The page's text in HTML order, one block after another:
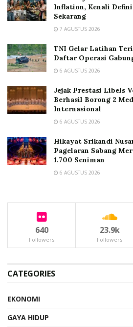
Inflation, Kenali
Sekarang
7 AGUSTUS 2026
TNI Gelar Latihan
Daftar Operasi
6 AGUSTUS 2026
Jejak Prestasi Libels
Berhasil Borong 2
Internasional
6 AGUSTUS 2026
Hikayat Srikandi
Pagelaran Sabang
1.700 Seniman
6 AGUSTUS 2026
640
Followers
23.9k
Followers
CATEGORIES
EKONOMI
GAYA HIDUP